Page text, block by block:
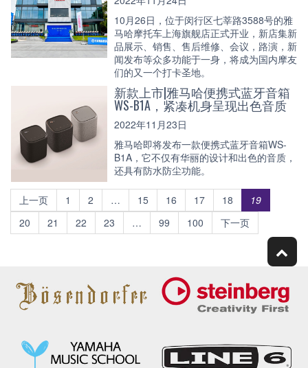
10月26日，位于闵行区七莘路3588号的雅
马哈摩托车上海旗舰店正式开业，新店集新
品展示、销售、售后维修、会议，路演，新
闻发布等众多功能于一身，将成为国内摩友
们的又一个打卡圣地。
新款上市|雅马哈便携式蓝牙音箱
WS-B1A，紧凑机身呈现出色音质
2022年11月23日
雅马哈即将发布一款便携式蓝牙音箱WS-
B1A，它不仅有华丽的设计和出色的音质，
还具有防水防尘功能。
上一页 1 2 … 15 16 17 18
19
20
21 22 23 … 99 100 下一页